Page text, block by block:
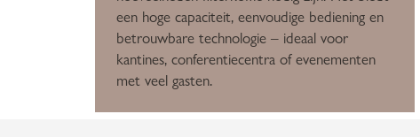
een hoge capaciteit, eenvoudige bediening en
betrouwbare technologie – ideaal voor
kantines, conferentiecentra of evenementen
met veel gasten.